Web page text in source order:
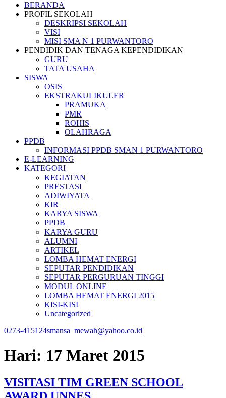
BERANDA
PROFIL SEKOLAH
DESKRIPSI SEKOLAH
VISI
MISI SMA N 1 PURWANTORO
PENDIDIK DAN TENAGA KEPENDIDIKAN
GURU
TATA USAHA
SISWA
OSIS
EKSTRAKULIKULER
PRAMUKA
PMR
ROHIS
OLAHRAGA
PPDB
INFORMASI PPDB SMAN 1 PURWANTORO
E-LEARNING
KATEGORI
KEGIATAN
PRESTASI
ADIWIYATA
KIR
KARYA SISWA
PPDB
KARYA GURU
ALUMNI
ARTIKEL
LOMBA HEMAT ENERGI
SEPUTAR PENDIDIKAN
SEPUTAR PERGURUAN TINGGI
MODUL ONLINE
LOMBA HEMAT ENERGI 2015
KISI-KISI
Uncategorized
0273-415124smansa_mewah@yahoo.co.id
Hari: 17 Maret 2015
VISITASI TIM GREEN SCHOOL